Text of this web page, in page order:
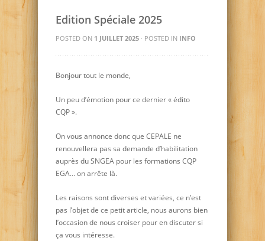
Edition Spéciale 2025
POSTED ON 1 JUILLET 2025 · POSTED IN INFO
Bonjour tout le monde,
Un peu d’émotion pour ce dernier « édito
CQP ».
On vous annonce donc que CEPALE ne
renouvellera pas sa demande d’habilitation
auprès du SNGEA pour les formations CQP
EGA… on arrête là.
Les raisons sont diverses et variées, ce n’est
pas l’objet de ce petit article, nous aurons bien
l’occasion de nous croiser pour en discuter si
ça vous intéresse.